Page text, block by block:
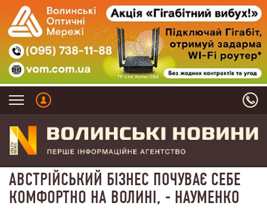
АВСТРІЙСЬКИЙ БІЗНЕС ПОЧУВАЄ СЕБЕ
КОМФОРТНО НА ВОЛИНІ, - НАУМЕНКО